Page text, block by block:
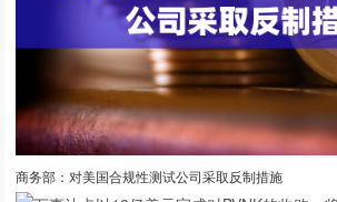
商务部：对美国合规性测试公司采取反制措施